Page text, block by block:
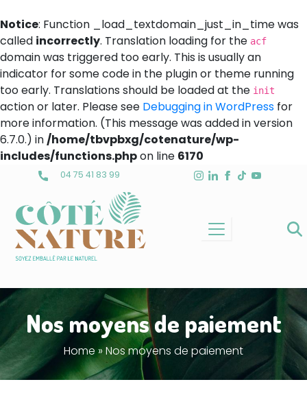
Notice: Function _load_textdomain_just_in_time was
called incorrectly. Translation loading for the acf
domain was triggered too early. This is usually an
indicator for some code in the plugin or theme running
too early. Translations should be loaded at the init
action or later. Please see Debugging in WordPress for
more information. (This message was added in version
6.7.0.) in/home/tbvpbxg/cotenature/wp-
includes/functions.phpon line 6170
content
04 75 41 83 99
Nos moyens de paiement
Home»Nos moyens de paiement